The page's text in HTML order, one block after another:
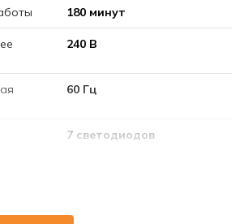
180 минут
240 В
60 Гц
7 светодиодов